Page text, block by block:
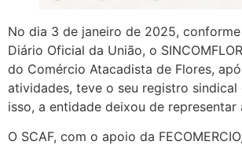
No dia 3 de janeiro de 2025,
Diário Oficial da União, o
do Comércio Atacadista de Flores,
atividades, teve o seu registro sindical
isso, a entidade deixou de representar
O SCAF, com o apoio da